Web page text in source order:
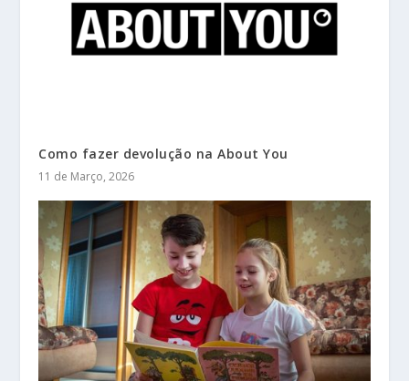
Como fazer devolução na About You
11 de Março, 2026